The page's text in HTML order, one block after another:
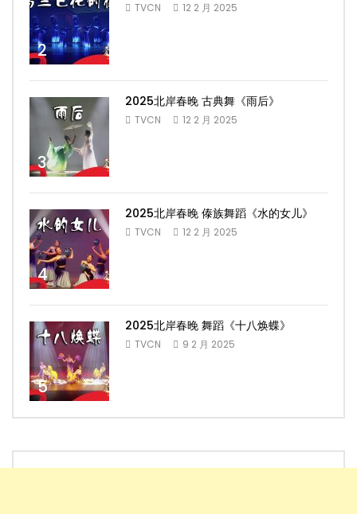
2
TVCN 12 2 月 2025
3
2025北岸春晚 古典舞《雨后》
TVCN 12 2 月 2025
4
2025北岸春晚 傣族舞蹈《水的女儿》
TVCN 12 2 月 2025
5
2025北岸春晚 舞蹈《十八焕蝶》
TVCN 9 2 月 2025